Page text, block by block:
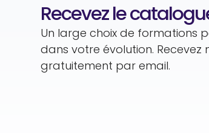
Recevez le
Un large choix de formations
dans votre évolution.
gratuitement par email.